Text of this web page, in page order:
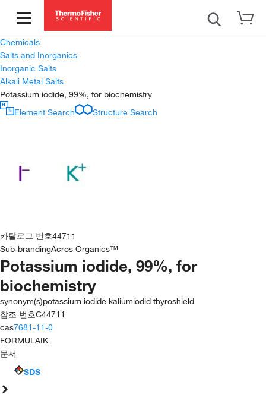
Chemicals
Salts and Inorganics
Inorganic Salts
Alkali Metal Salts
Potassium iodide, 99%, for biochemistry
Element Search
Structure Search
카탈로그 번호44711
Sub-brandingAcros Organics™
Potassium iodide, 99%, for
biochemistry
synonym(s)potassium iodide kaliumiodid thyroshield
참조 번호C44711
cas7681-11-0
FORMULAIK
문서
SDS